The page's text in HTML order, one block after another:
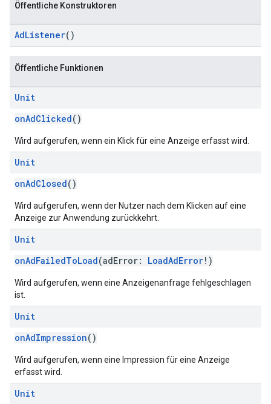
Öffentliche Konstruktoren
AdListener()
Öffentliche Funktionen
Unit
onAdClicked()
Wird aufgerufen, wenn ein Klick für eine Anzeige erfasst wird.
Unit
onAdClosed()
Wird aufgerufen, wenn der Nutzer nach dem Klicken auf eine
Anzeige zur Anwendung zurückkehrt.
Unit
onAdFailedToLoad(adError: LoadAdError!)
Wird aufgerufen, wenn eine Anzeigenanfrage fehlgeschlagen
ist.
Unit
onAdImpression()
Wird aufgerufen, wenn eine Impression für eine Anzeige
erfasst wird.
Unit